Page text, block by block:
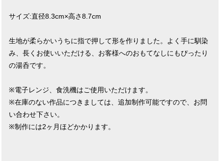
サイズ:直径8.3cm×高さ8.7cm
生地が柔らかいうちに指で押して形を作りました。よく手に馴染
み、長くお使いいただける、お客様へのおもてなしにもぴったり
の湯呑です。
※電子レンジ、食洗機はご使用いただけます。
※在庫のない作品につきましては、追加制作可能ですので、お問
い合わせ下さい。
※制作には2ヶ月ほどかかります。